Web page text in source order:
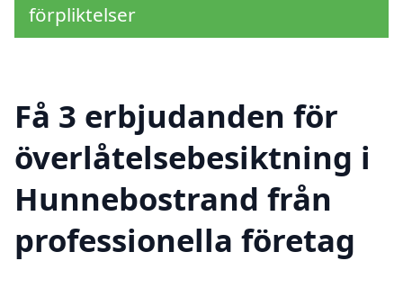
förpliktelser
Få 3 erbjudanden för
överlåtelsebesiktning i
Hunnebostrand från
professionella företag